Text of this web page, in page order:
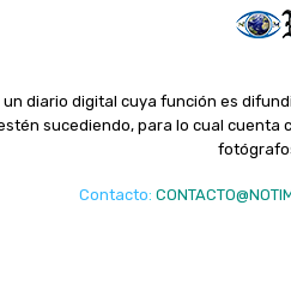
un diario digital cuya función es
sucediendo, para lo cual
Contacto: